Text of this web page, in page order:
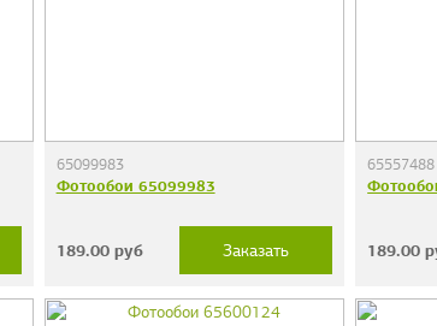
65099983
Фотообои 65099983
189.00руб Заказать
65557488
189.00